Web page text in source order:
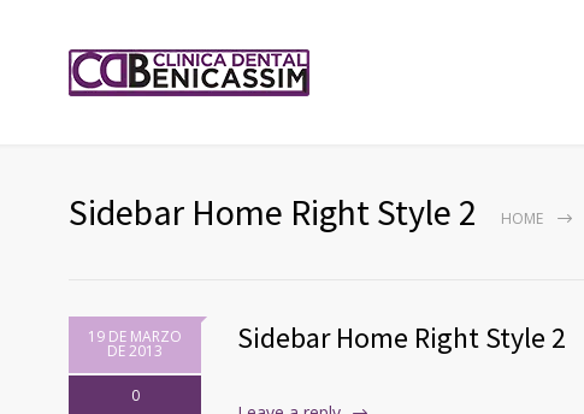
Sidebar Home Right Style 2 HOME
19 DE MARZO
DE 2013
0
Sidebar Home Right Style 2